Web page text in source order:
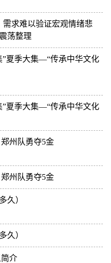
求难以验证宏观情绪悲
荡整理
”夏季大集—“传承中华文化
”夏季大集—“传承中华文化
州队勇夺5金
州队勇夺5金
久）
久）
介